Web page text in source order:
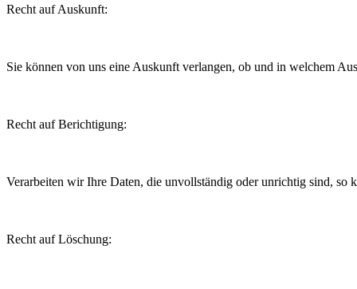
Recht auf Auskunft:
Sie können von uns eine Auskunft verlangen, ob und in welchem
Recht auf Berichtigung:
Verarbeiten wir Ihre Daten, die unvollständig oder unrichtig sind, so
Recht auf Löschung: